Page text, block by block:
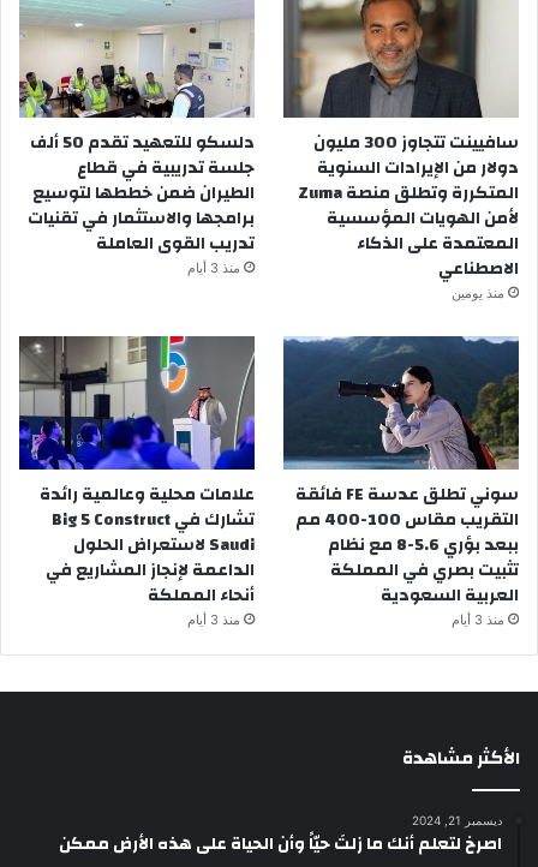
سافيينت تتجاوز 300 مليون
دولار من الإيرادات السنوية
المتكررة وتطلق منصة Zuma
لأمن الهويات المؤسسية
المعتمدة على الذكاء
الاصطناعي
منذ يومين
دلسكو للتعهيد تقدم 50 ألف
جلسة تدريبية في قطاع
الطيران ضمن خططها لتوسيع
برامجها والاستثمار في تقنيات
تدريب القوى العاملة
منذ 3 أيام
سوني تطلق عدسة FE فائقة
التقريب مقاس 100-400 مم
ببعد بؤري 5.6-8 مع نظام
تثبيت بصري في المملكة
العربية السعودية
منذ 3 أيام
علامات محلية وعالمية رائدة
تشارك في Big 5 Construct
Saudi لاستعراض الحلول
الداعمة لإنجاز المشاريع في
أنحاء المملكة
منذ 3 أيام
الأكثر مشاهدة
ديسمبر 21, 2024
‫اصرخ لتعلم أنك ما زلتَ حيّاً وأن الحياة على هذه الأرض ممكن